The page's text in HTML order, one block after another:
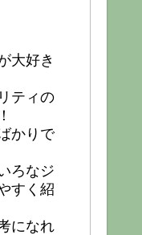
大好き
ティの
かりで
ろなジ
すく紹
になれ